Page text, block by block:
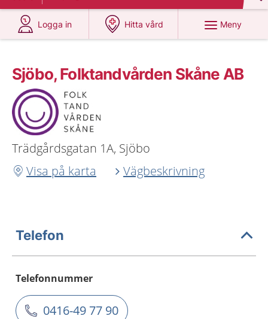
Logga in
på 1177.se
Hitta vård
på 1177.se
Meny
Sjöbo, Folktandvården Skåne AB
Trädgårdsgatan 1A, Sjöbo
Visa på karta
Vägbeskrivning
Telefon
Telefonnummer
0416-49 77 90